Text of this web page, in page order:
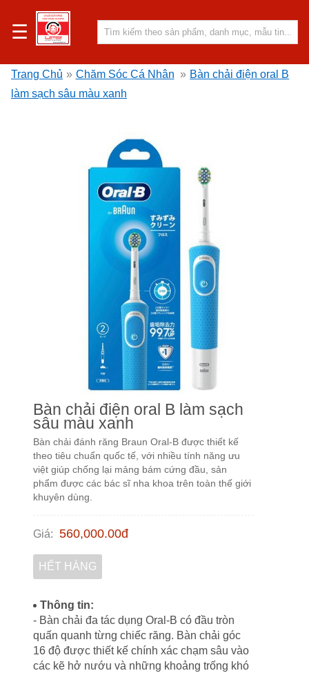
☰
Trang Chủ » Chăm Sóc Cá Nhân » Bàn chải điện oral B
làm sạch sâu màu xanh
Bàn chải điện oral B làm sạch
sâu màu xanh
Bàn chải đánh răng Braun Oral-B được thiết kế
theo tiêu chuẩn quốc tế, với nhiều tính năng ưu
việt giúp chống lại mảng bám cứng đầu, sản
phẩm được các bác sĩ nha khoa trên toàn thế giới
khuyên dùng.
Giá: 560,000.00đ
HẾT HÀNG
Thông tin:
- Bàn chải đa tác dụng Oral-B có đầu tròn
quấn quanh từng chiếc răng. Bàn chải góc
16 độ được thiết kế chính xác chạm sâu vào
các kẽ hở nướu và những khoảng trống khó